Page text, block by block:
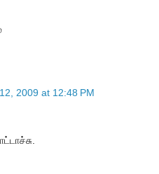
2009 at 12:48 PM